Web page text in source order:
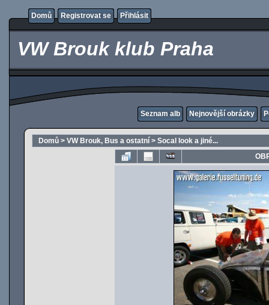
Domů Registrovat se Přihlásit
VW Brouk klub Praha
Seznam alb Nejnovější obrázky
Domů > VW Brouk, Bus a ostatní > Socal look a jiné...